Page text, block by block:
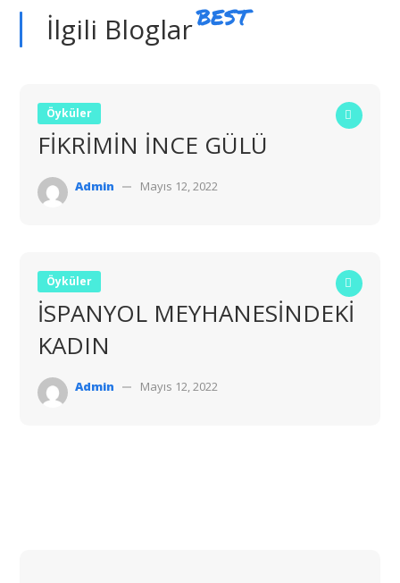
İlgili BloglarBEST
Öyküler
FİKRİMİN İNCE GÜLÜ
Admin Mayıs 12, 2022
Öyküler
İSPANYOL MEYHANESİNDEKİ
KADIN
Admin Mayıs 12, 2022